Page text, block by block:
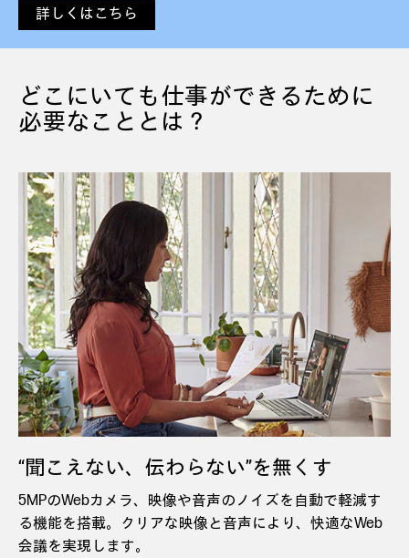
詳しくはこちら
どこにいても仕事ができるために
必要なこととは？
“聞こえない、伝わらない”を無くす
5MPのWebカメラ、映像や音声のノイズを自動で軽減す
る機能を搭載。クリアな映像と音声により、快適なWeb
会議を実現します。